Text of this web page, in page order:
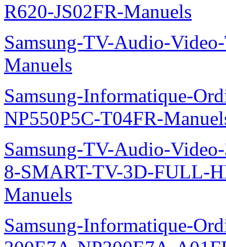
R620-JS02FR-Manuels
Samsung-TV-Audio-
Manuels
Samsung-Informatique-
NP550P5C-T04FR-
Samsung-TV-Audio-
8-SMART-TV-3D-FULL-
Manuels
Samsung-Informatique-